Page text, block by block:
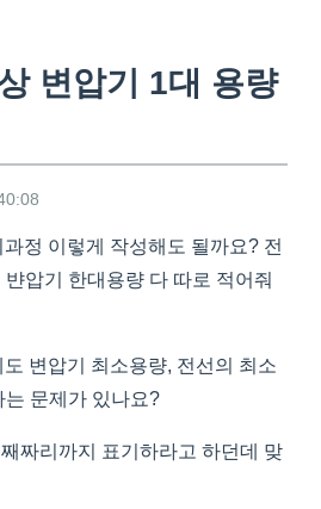
변압기 1대 용량
정 이렇게 작성해도 될까요? 전
압기 한대용량 다 따로 적어줘
변압기 최소용량, 전선의 최소
는 문제가 있나요?
짜리까지 표기하라고 하던데 맞